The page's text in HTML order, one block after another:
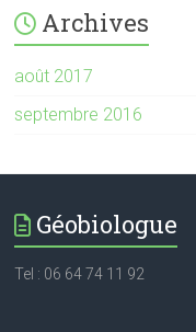
Archives
août 2017
septembre 2016
Géobiologue
Tel : 06 64 74 11 92